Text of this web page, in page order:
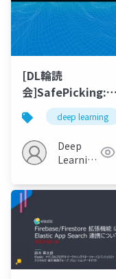
[DL輪読
会]SafePicking:
Learning Safe
Extraction via
Object-Level
Mapping
deep learning
Deep
Learning